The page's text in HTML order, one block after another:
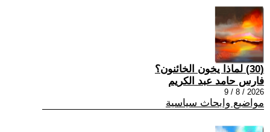
(30) لماذا يخون الخائنون؟
فارس حامد عبد الكريم
2026 / 8 / 9
مواضيع وابحاث سياسية